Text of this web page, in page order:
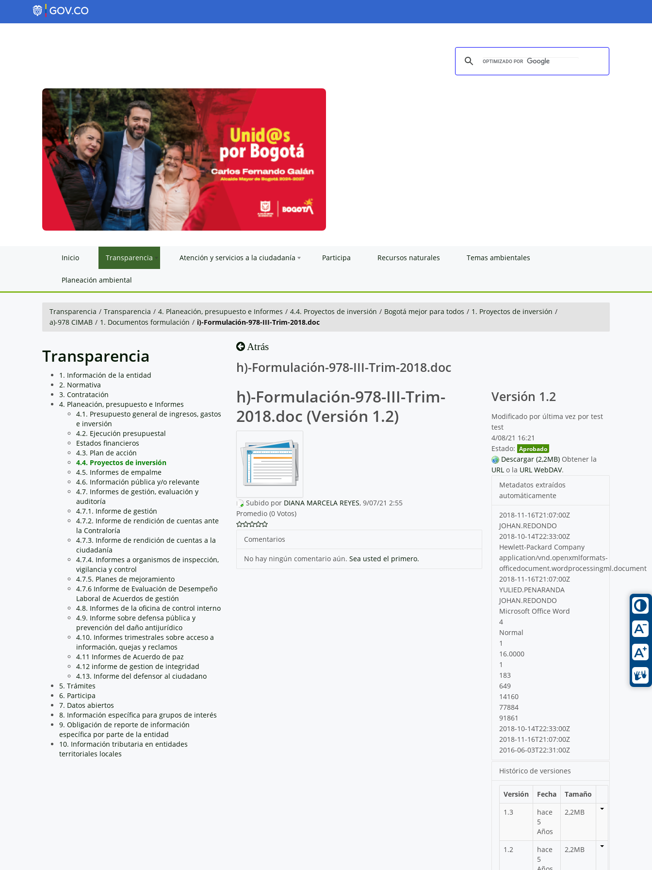
Inicio Transparencia Atención y servicios a la ciudadanía Participa Recursos naturales Temas ambientales
Planeación ambiental
Transparencia / Transparencia / 4. Planeación, presupuesto e Informes / 4.4. Proyectos de inversión / Bogotá mejor para todos / 1. Proyectos de inversión /
a)-978 CIMAB / 1. Documentos formulación / i)-Formulación-978-III-Trim-2018.doc
Transparencia
1. Información de la entidad
2. Normativa
3. Contratación
4. Planeación, presupuesto e Informes
4.1. Presupuesto general de ingresos, gastos
e inversión
4.2. Ejecución presupuestal
Estados financieros
4.3. Plan de acción
4.4. Proyectos de inversión
4.5. Informes de empalme
4.6. Información pública y/o relevante
4.7. Informes de gestión, evaluación y
auditoría
4.7.1. Informe de gestión
4.7.2. Informe de rendición de cuentas ante
la Contraloría
4.7.3. Informe de rendición de cuentas a la
ciudadanía
4.7.4. Informes a organismos de inspección,
vigilancia y control
4.7.5. Planes de mejoramiento
4.7.6 Informe de Evaluación de Desempeño
Laboral de Acuerdos de gestión
4.8. Informes de la oficina de control interno
4.9. Informe sobre defensa pública y
prevención del daño antijurídico
4.10. Informes trimestrales sobre acceso a
información, quejas y reclamos
4.11 Informes de Acuerdo de paz
4.12 informe de gestion de integridad
4.13. Informe del defensor al ciudadano
5. Trámites
6. Participa
7. Datos abiertos
8. Información específica para grupos de interés
9. Obligación de reporte de información
específica por parte de la entidad
10. Información tributaria en entidades
territoriales locales
Atrás
h)-Formulación-978-III-Trim-2018.doc
h)-Formulación-978-III-Trim-
2018.doc (Versión 1.2)
Subido por DIANA MARCELA REYES, 9/07/21 2:55
Promedio (0 Votos)
Comentarios
No hay ningún comentario aún. Sea usted el primero.
Versión 1.2
Modificado por última vez por test
test
4/08/21 16:21
Estado: Aprobado
Descargar (2,2MB) Obtener la
URL o la URL WebDAV.
Metadatos extraídos
automáticamente
2018-11-16T21:07:00Z
JOHAN.REDONDO
2018-10-14T22:33:00Z
Hewlett-Packard Company
application/vnd.openxmlformats-
officedocument.wordprocessingml.document
2018-11-16T21:07:00Z
YULIED.PENARANDA
JOHAN.REDONDO
Microsoft Office Word
4
Normal
1
16.0000
1
183
649
14160
77884
91861
2018-10-14T22:33:00Z
2018-11-16T21:07:00Z
2016-06-03T22:31:00Z
Histórico de versiones
Versión Fecha
Tamaño
1.3
hace
5
Años
2,2MB
1.2
hace
5
2,2MB